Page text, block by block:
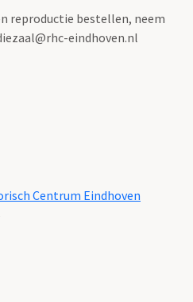
reproductie bestellen, neem
eindhoven.nl
Centrum Eindhoven